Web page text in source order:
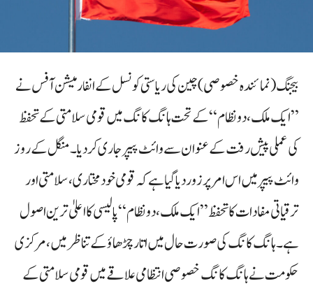
بیجنگ (نمائندہ خصوصی)چین کی ریاستی کونسل کے انفارمیشن آفس نے
”ایک ملک، دو نظام“ کے تحت ہانگ کانگ میں قومی سلامتی کے تحفظ
کی عملی پیش رفت کے عنوان سے وائٹ پیپر جاری کر دیا۔منگل کے روز
وائٹ پیپر میں اس امر پر زور دیا گیا ہے کہ قومی خودمختاری، سلامتی اور
ترقیاتی مفادات کا تحفظ ”ایک ملک، دو نظام“ پالیسی کا اعلیٰ ترین اصول
ہے۔ ہانگ کانگ کی صورت حال میں اتار چڑھاؤ کے تناظر میں، مرکزی
حکومت نے ہانگ کانگ خصوصی انتظامی علاقے میں قومی سلامتی کے